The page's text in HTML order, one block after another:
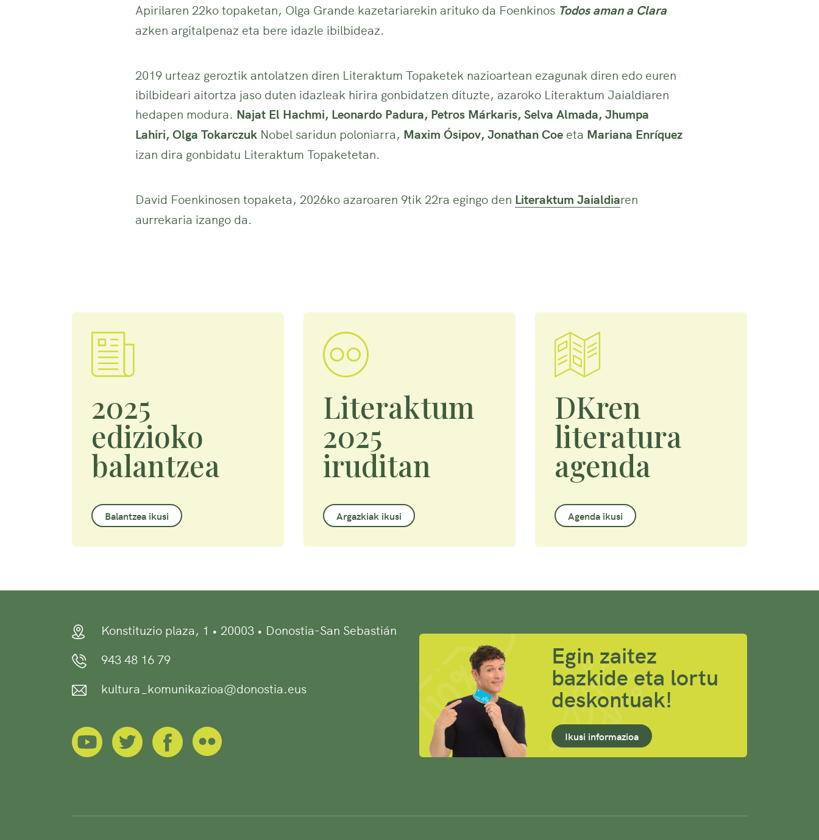
Apirilaren 22ko topaketan, Olga Grande kazetariarekin arituko da Foenkinos Todos aman a Clara
azken argitalpenaz eta bere idazle ibilbideaz.
2019 urteaz geroztik antolatzen diren Literaktum Topaketek nazioartean ezagunak diren edo euren
ibilbideari aitortza jaso duten idazleak hirira gonbidatzen dituzte, azaroko Literaktum Jaialdiaren
hedapen modura. Najat El Hachmi, Leonardo Padura, Petros Márkaris, Selva Almada, Jhumpa
Lahiri, Olga Tokarczuk Nobel saridun poloniarra, Maxim Ósipov, Jonathan Coe eta Mariana Enríquez
izan dira gonbidatu Literaktum Topaketetan.
David Foenkinosen topaketa, 2026ko azaroaren 9tik 22ra egingo den Literaktum Jaialdiaren
aurrekaria izango da.
2025
edizioko
balantzea
Balantzea ikusi
Literaktum
2025
iruditan
Argazkiak ikusi
DKren
literatura
agenda
Agenda ikusi
Konstituzio plaza, 1 • 20003 • Donostia-San Sebastián
943 48 16 79
kultura_komunikazioa@donostia.eus
Egin zaitez
bazkide eta lortu
deskontuak!
Ikusi informazioa